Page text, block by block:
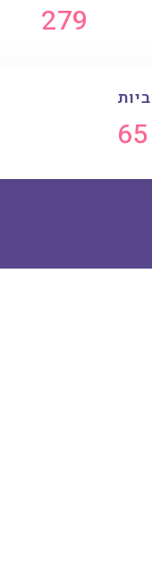
321
75